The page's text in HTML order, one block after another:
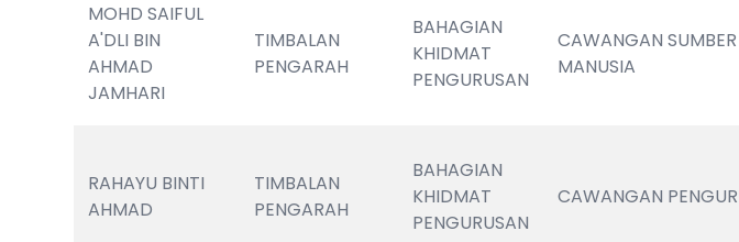
MOHD SAIFUL
A'DLI BIN
AHMAD
JAMHARI
TIMBALAN
PENGARAH
BAHAGIAN
KHIDMAT
PENGURUSAN
CAWANGAN SUMBER
MANUSIA
RAHAYU BINTI
AHMAD
TIMBALAN
PENGARAH
BAHAGIAN
KHIDMAT
PENGURUSAN
CAWANGAN